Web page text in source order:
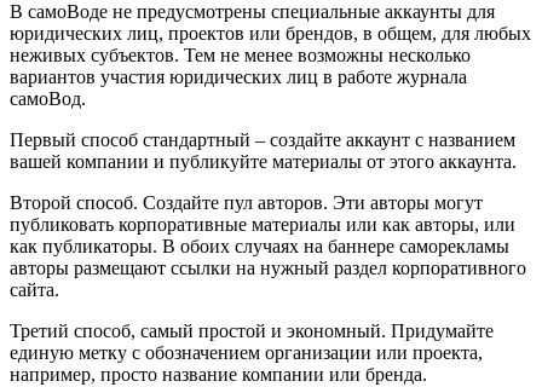
В самоВоде не предусмотрены специальные аккаунты для
юридических лиц, проектов или брендов, в общем, для любых
неживых субъектов. Тем не менее возможны несколько
вариантов участия юридических лиц в работе журнала
самоВод.
Первый способ стандартный – создайте аккаунт с названием
вашей компании и публикуйте материалы от этого аккаунта.
Второй способ. Создайте пул авторов. Эти авторы могут
публиковать корпоративные материалы или как авторы, или
как публикаторы. В обоих случаях на баннере саморекламы
авторы размещают ссылки на нужный раздел корпоративного
сайта.
Третий способ, самый простой и экономный. Придумайте
единую метку с обозначением организации или проекта,
например, просто название компании или бренда.